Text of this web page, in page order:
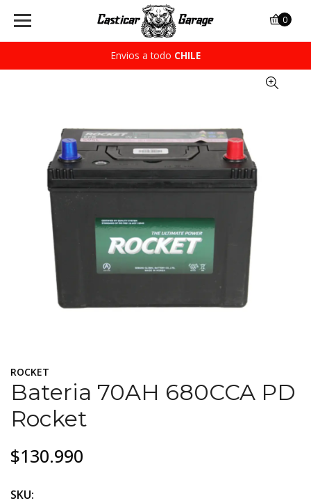
Envios a todo CHILE
0
ROCKET
Bateria 70AH 680CCA PD
Rocket
$130.990
SKU: